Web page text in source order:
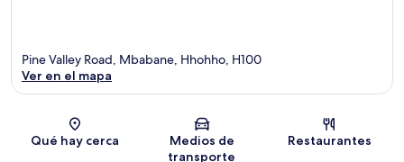
Sección del mapa
Pine Valley Road, Mbabane, Hhohho, H100
Ver en el mapa
Qué hay cerca
Medios de
transporte
Restaurantes